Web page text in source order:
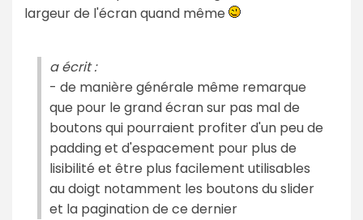
largeur de l'écran quand même
a écrit :
- de manière générale même remarque
que pour le grand écran sur pas mal de
boutons qui pourraient profiter d'un peu de
padding et d'espacement pour plus de
lisibilité et être plus facilement utilisables
au doigt notamment les boutons du slider
et la pagination de ce dernier